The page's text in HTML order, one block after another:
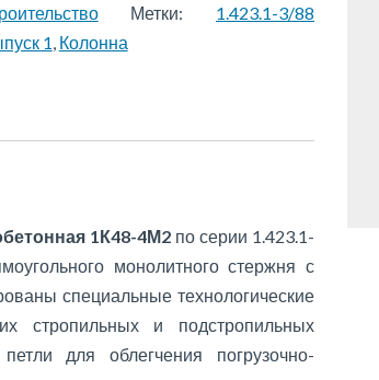
Метки: 1.423.1-3/88
1, Колонна
1К48-4М2 по серии 1.423.1-
монолитного стержня с
специальные технологические
стропильных и подстропильных
для облегчения погрузочно-